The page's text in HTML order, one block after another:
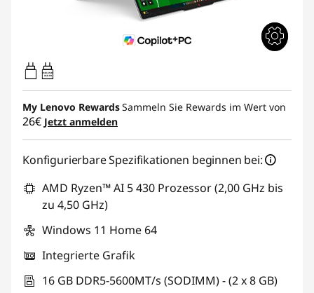
45W-65W
USB PD
My Lenovo RewardsSammeln Sie Rewards im Wert von
26€ Jetzt anmelden
Konfigurierbare Spezifikationen beginnen bei:
AMD Ryzen™ AI 5 430 Prozessor (2,00 GHz bis
zu 4,50 GHz)
Windows 11 Home 64
Integrierte Grafik
16 GB DDR5-5600MT/s (SODIMM) - (2 x 8 GB)